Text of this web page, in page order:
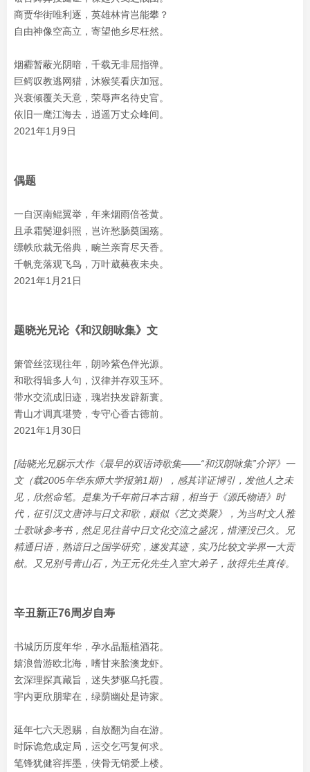
商贾华街唯利逐，英雄林肯岂能攀？
自由神像空高立，寄望他乡尽枉然。
烟霾暂蔽光阴暗，千载无非屈指弹。
巨鳄叹教逃网猎，沐猴笑看庆加冠。
兴衰倾覆关天意，荣辱声名待史官。
依旧一麾江海去，逍遥万丈众峰间。
2021年1月9日
偶题
一自溟南鲲翼举，年来烟雨倍苍黄。
且承霜鬓迎斜照，岂许愁肠奠国殇。
缥帙欣裁无俗典，畹兰亲育尽天香。
千帆竞落观飞鸟，万叶葳蕤夜未央。
2021年1月21日
题晓光兄论《和汉朗咏集》文
箫管丝弦现往年，朗吟紫色伴光源。
和歌得辑多人句，汉律并存双玉环。
带水交流成旧迹，瑰岩抉发辟新寰。
青山才调真堪赞，专守心香古德前。
2021年1月30日
[陆晓光兄赐示大作《最早的双语诗歌集——“和汉朗咏集”介评》一
文（载2005年华东师大学报第1期），感其详证博引，发他人之未
见，欣然命笔。是集为千年前日本古籍，相当于《源氏物语》时
代，征引汉文唐诗与日文和歌，颇似《艺文类聚》，为当时文人雅
士歌咏参考书，然足见往昔中日文化交流之盛况，惜湮没已久。兄
精通日语，熟谙日之国学研究，遂发其迹，实乃比较文学界一大贡
献。又兄别号青山石，为王元化先生入室大弟子，故得先生真传。
辛丑新正76周岁自寿
书城历历度年华，孕水晶瓶植酒花。
嬉浪曾游欧北海，嗜甘来脍澳龙虾。
玄深理探真藏旨，迷失梦驱乌托霞。
宇内更欣朋辈在，绿荫幽处是诗家。
延年七六天恩赐，自放翻为自在游。
时际诡危成定局，运交乞丐复何求。
笔锋犹健容挥墨，侠骨无销爱上楼。